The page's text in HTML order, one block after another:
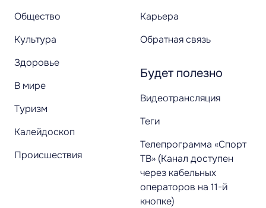
Общество
Культура
Здоровье
В мире
Туризм
Калейдоскоп
Происшествия
Карьера
Обратная связь
Будет полезно
Видеотрансляция
Теги
Телепрограмма «Спорт
ТВ» (Канал доступен
через кабельных
операторов на 11-й
кнопке)